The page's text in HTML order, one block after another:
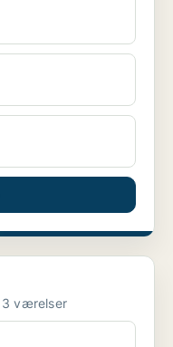
Lejlighed til salg i 8400 Ebeltoft 3 værelser